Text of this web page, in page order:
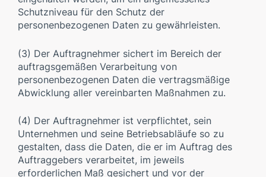
Schutzniveau für den Schutz der
personenbezogenen Daten zu gewährleisten.
(3) Der Auftragnehmer sichert im Bereich der
auftragsgemäßen Verarbeitung von
personenbezogenen Daten die vertragsmäßige
Abwicklung aller vereinbarten Maßnahmen zu.
(4) Der Auftragnehmer ist verpflichtet, sein
Unternehmen und seine Betriebsabläufe so zu
gestalten, dass die Daten, die er im Auftrag des
Auftraggebers verarbeitet, im jeweils
erforderlichen Maß gesichert und vor der